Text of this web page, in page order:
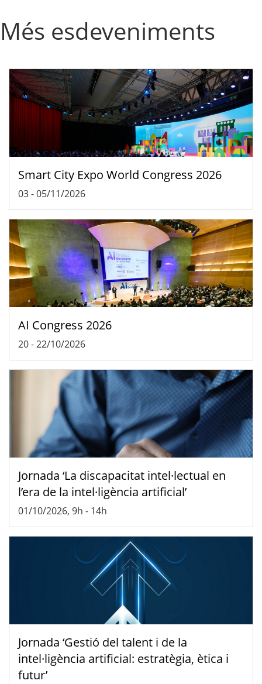
Més esdeveniments
Smart City Expo World Congress 2026
03-05/11/2026
AI Congress 2026
20-22/10/2026
Jornada ‘La discapacitat intel·lectual en
l’era de la intel·ligència artificial’
01/10/2026, 9h - 14h
Jornada ‘Gestió del talent i de la
intel·ligència artificial: estratègia, ètica i
futur’